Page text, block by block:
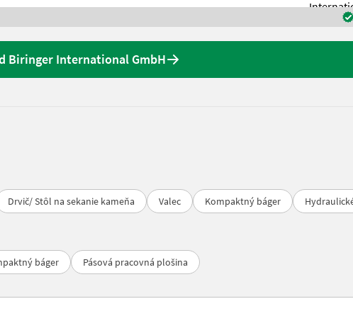
Biringer International GmbH
Drvič/ Stôl na sekanie kameňa Valec Kompaktný báger
báger Pásová pracovná plošina